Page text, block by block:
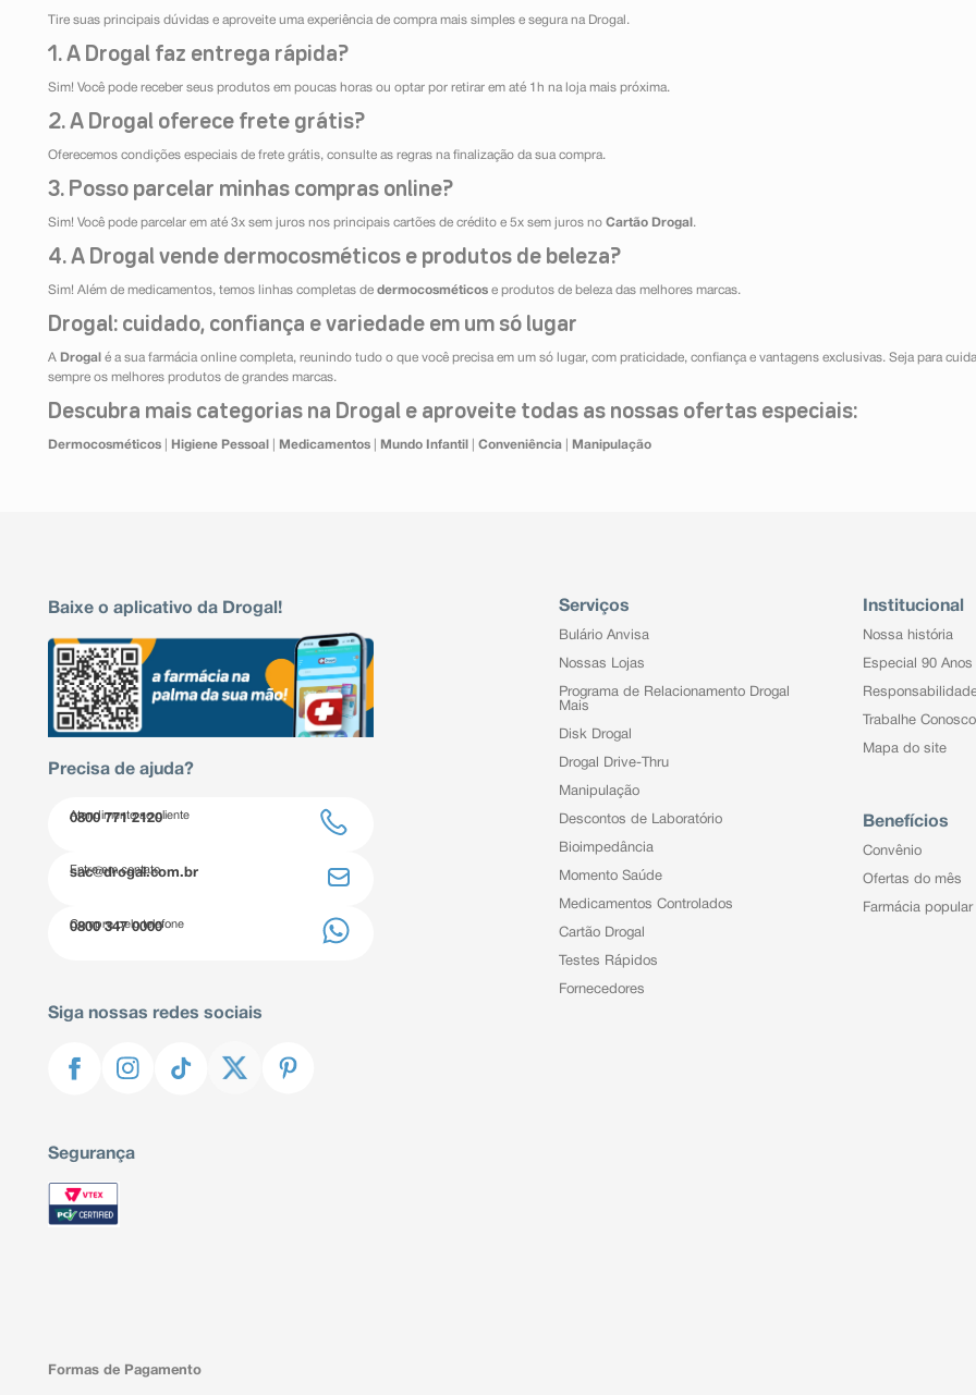
Tire suas principais dúvidas e aproveite uma experiência de compra mais simples e segura na Drogal.
1. A Drogal faz entrega rápida?
Sim! Você pode receber seus produtos em poucas horas ou optar por retirar em até 1h na loja mais próxima.
2. A Drogal oferece frete grátis?
Oferecemos condições especiais de frete grátis, consulte as regras na finalização da sua compra.
3. Posso parcelar minhas compras online?
Sim! Você pode parcelar em até 3x sem juros nos principais cartões de crédito e 5x sem juros no Cartão Drogal .
4. A Drogal vende dermocosméticos e produtos de beleza?
Sim! Além de medicamentos, temos linhas completas de dermocosméticos e produtos de beleza das melhores marcas.
Drogal: cuidado, confiança e variedade em um só lugar
A Drogal é a sua farmácia online completa, reunindo tudo o que você precisa em um só lugar, com praticidade, confiança e vantagens exclusivas. Seja para
sempre os melhores produtos de grandes marcas.
Descubra mais categorias na Drogal e aproveite todas as nossas ofertas especiais:
Dermocosméticos Higiene Pessoal Medicamentos Mundo Infantil Conveniência Manipulação
Baixe o aplicativo da Drogal!
Precisa de ajuda?
Atendimento ao cliente
0800 771 2120
Entre em contato
sac@drogal.com.br
Compre pelo telefone
0800 347 0000
Siga nossas redes sociais
Segurança
Serviços
Bulário Anvisa
Nossas Lojas
Programa de Relacionamento Drogal
Mais
Disk Drogal
Drogal Drive-Thru
Manipulação
Descontos de Laboratório
Bioimpedância
Momento Saúde
Medicamentos Controlados
Cartão Drogal
Testes Rápidos
Fornecedores
Institucional
Nossa história
Especial 90 Anos
Trabalhe Conosco
Mapa do site
Benefícios
Convênio
Ofertas do mês
Farmácia popular
Formas de Pagamento